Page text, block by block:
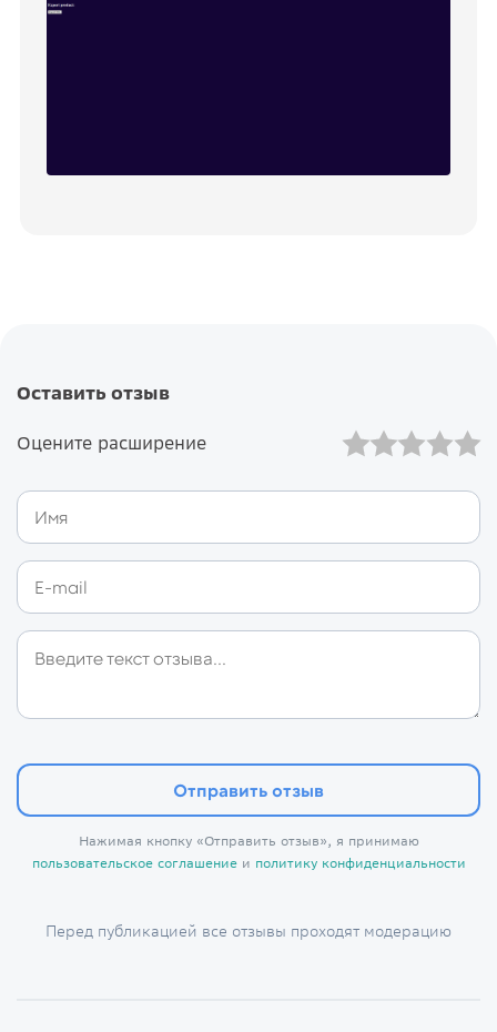
Оставить отзыв
Оцените расширение
Отправить отзыв
Нажимая кнопку «Отправить отзыв», я принимаю
пользовательское соглашениеи политику конфиденциальности
Перед публикацией все отзывы проходят модерацию